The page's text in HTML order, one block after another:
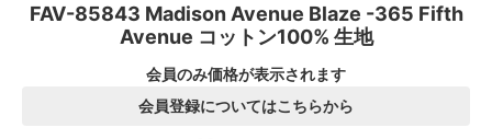
FAV-85843 Madison Avenue Blaze -365 Fifth
Avenue コットン100% 生地
会員のみ価格が表示されます
会員登録についてはこちらから